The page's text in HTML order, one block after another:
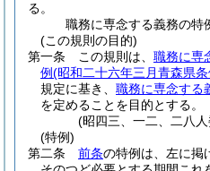
る。
職務に専念する義務の特
(この規則の目的)
第一条
この規則は、 職務に専
例(昭和二十六年三月青森県
規定に基き、 職務に専念する
を定めることを目的とする。
(昭四三、一二、二八
(特例)
第二条
前条の特例は、左に掲